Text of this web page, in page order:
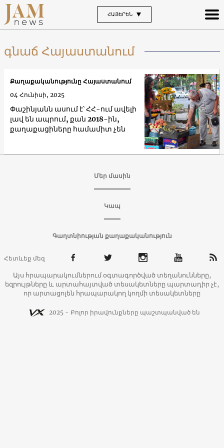
ՀԱՅԵՐԵՆ
գնաճ Հայաստանում
Փաշինյանն ասում է՝ ՀՀ-ում ավելի
լավ են ապրում, քան 2018-ին,
քաղաքացիները համամիտ չեն
Քաղաքականությունը Հայաստանում
04 Հունիսի, 2025
Մեր մասին
Կապ
Գաղտնիության քաղաքականություն
Հետևեք մեզ
Այս հրապարակումներում օգտագործված տեղանունները,
եզրույթները և արտահայտված տեսակետները պարտադիր չէ,
որ արտացոլեն հրապարակող կողմի տեսակետները
2025 - Բոլոր իրավունքները պաշտպանված են